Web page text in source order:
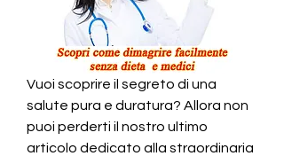
Vuoi scoprire il segreto di una
salute pura e duratura? Allora non
puoi perderti il nostro ultimo
articolo dedicato alla straordinaria